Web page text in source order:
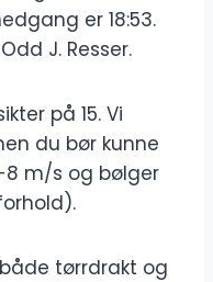
er 18:53.
J. Resser.
på 15. Vi
du bør kunne
m/s og bølger
tørrdrakt og